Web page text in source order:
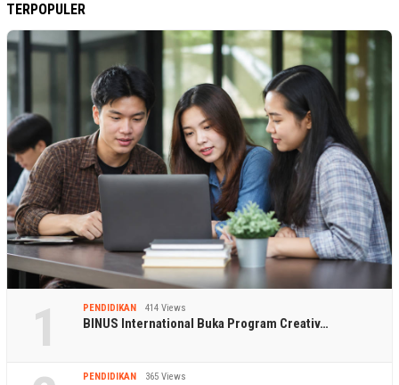
TERPOPULER
1 PENDIDIKAN 414 Views
BINUS International Buka Program Creativ…
PENDIDIKAN 365 Views